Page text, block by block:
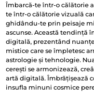
Îmbarcă-te într-o călătorie
te într-o călătorie vizuală
ghidându-te prin peisaje
ascunse. Această tendință
digitală, prezentând
mistice care se împletesc
astrologie și tehnologie.
cerești se armonizează,
artă digitală. Îmbrățișează
insufla minuni cosmice